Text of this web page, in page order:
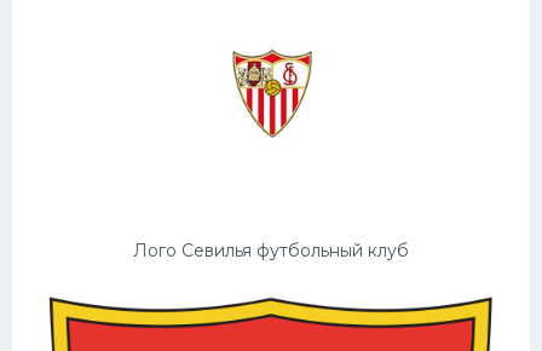
Лого Севилья футбольный клуб